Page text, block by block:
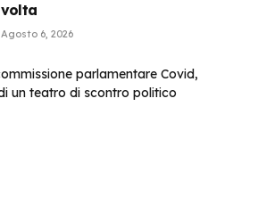
volta
Agosto 6, 2026